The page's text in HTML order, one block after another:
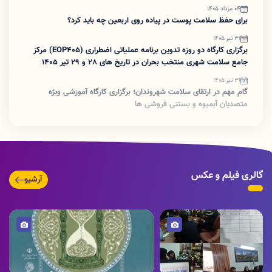
04 مرداد 1405
برای حفظ سلامت پوست در پیاده روی اربعین چه باید کرد؟
31 تیر 1405
برگزاری کارگاه دو روزه تدوین برنامه عملیاتی اضطراری (EOP405) مرکز
جامع سلامت شهری منتخب بحران در تاریخ های 28 و 29 تیر 1405
31 تیر 1405
گام مهم در ارتقای سلامت شهروندان؛ برگزاری کارگاه آموزشی ویژه
متصدیان آبمیوه و بستنی فروشی ها
30 خرداد 1405
02 خرداد 1405
برگزاری کارگاه آموزشی برنامه بیماری های ایدز، هپاتیت و HPV جهت
صنف آرایشگران(بانوان)
06 اردیبهشت 1405
حضور مسئول اورژانس پیش‌بیمارستانی استان لرستان در شهرستان
گالری فیلم و عکس آرشیو